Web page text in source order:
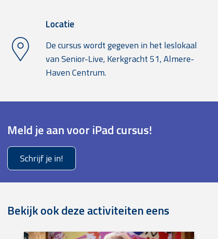
Locatie
De cursus wordt gegeven in het leslokaal
van Senior-Live, Kerkgracht 51, Almere-
Haven Centrum.
Meld je aan voor iPad cursus!
Schrijf je in!
Bekijk ook deze activiteiten eens